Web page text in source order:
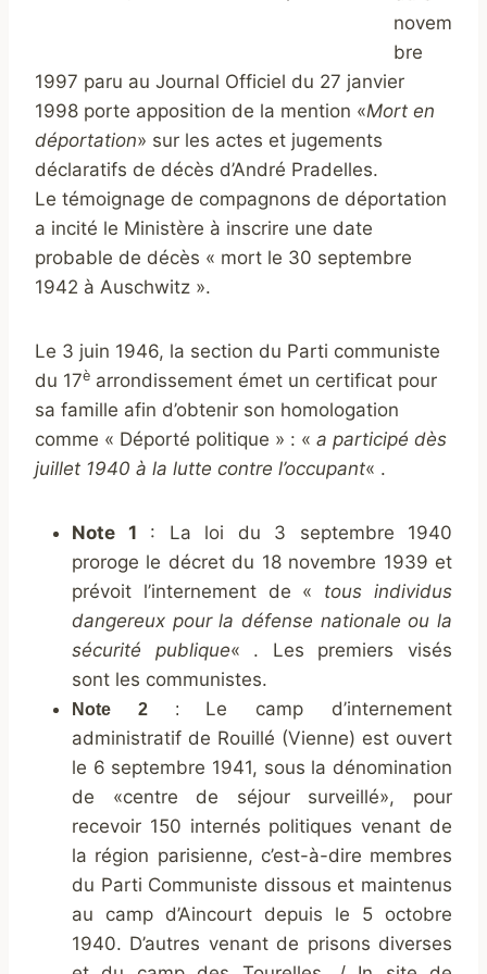
novem
bre
1997 paru au Journal Officiel du 27 janvier
1998 porte apposition de la mention «Mort en
déportation» sur les actes et jugements
déclaratifs de décès d’André Pradelles.
Le témoignage de compagnons de déportation
a incité le Ministère à inscrire une date
probable de décès « mort le 30 septembre
1942 à Auschwitz ».
Le 3 juin 1946, la section du Parti communiste
du 17è arrondissement émet un certificat pour
sa famille afin d’obtenir son homologation
comme « Déporté politique » : « a participé dès
juillet 1940 à la lutte contre l’occupant« .
Note 1 : La loi du 3 septembre 1940
proroge le décret du 18 novembre 1939 et
prévoit l’internement de « tous individus
dangereux pour la défense nationale ou la
sécurité publique« . Les premiers visés
sont les communistes.
Note 2: Le camp d’internement
administratif de Rouillé (Vienne) est ouvert
le 6 septembre 1941, sous la dénomination
de «centre de séjour surveillé», pour
recevoir 150 internés politiques venant de
la région parisienne, c’est-à-dire membres
du Parti Communiste dissous et maintenus
au camp d’Aincourt depuis le 5 octobre
1940. D’autres venant de prisons diverses